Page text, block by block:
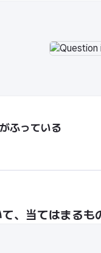
ふっている
、当てはまるも